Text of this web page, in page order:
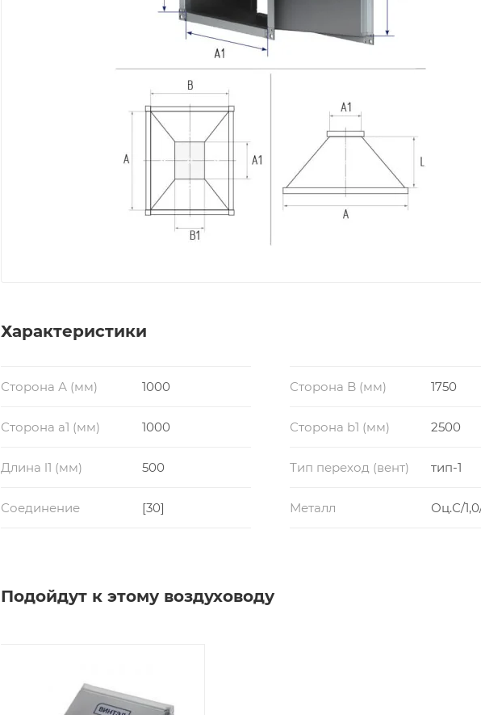
Характеристики
Сторона А (мм) 1000 Сторона B (мм) 1750
Сторона a1 (мм) 1000 Сторона b1 (мм) 2500
Длина l1 (мм) 500 Тип переход (вент) тип-1
Соединение [30] Металл Оц.С/
Подойдут к этому воздуховоду